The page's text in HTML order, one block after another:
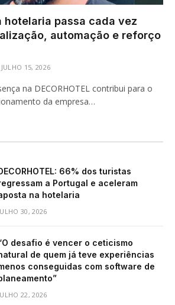
hotelaria passa cada vez
automação e reforço
JULHO 15, 2026
na DECORHOTEL contribui para o
da empresa…
66% dos turistas
a Portugal e aceleram
na hotelaria
30, 2026
desafio é vencer o ceticismo
de quem já teve experiências
conseguidas com software de
22, 2026